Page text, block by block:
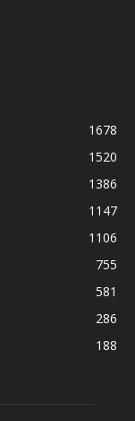
1678
1520
1386
1147
1106
755
581
286
188